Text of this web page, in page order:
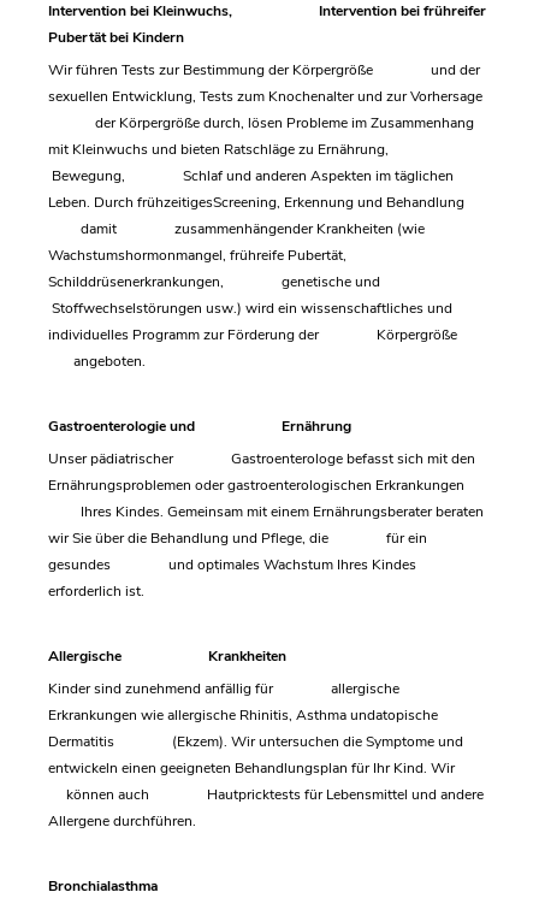
Intervention bei Kleinwuchs, Intervention bei frühreifer
Pubertät bei Kindern
Wir führen Tests zur Bestimmung der Körpergröße und der
sexuellen Entwicklung, Tests zum Knochenalter und zur Vorhersage
der Körpergröße durch, lösen Probleme im Zusammenhang
mit Kleinwuchs und bieten Ratschläge zu Ernährung,
Bewegung, Schlaf und anderen Aspekten im täglichen
Leben. Durch frühzeitigesScreening, Erkennung und Behandlung
damit zusammenhängender Krankheiten (wie
Wachstumshormonmangel, frühreife Pubertät,
Schilddrüsenerkrankungen, genetische und
Stoffwechselstörungen usw.) wird ein wissenschaftliches und
individuelles Programm zur Förderung der Körpergröße
angeboten.
Gastroenterologie und Ernährung
Unser pädiatrischer Gastroenterologe befasst sich mit den
Ernährungsproblemen oder gastroenterologischen Erkrankungen
Ihres Kindes. Gemeinsam mit einem Ernährungsberater beraten
wir Sie über die Behandlung und Pflege, die für ein
gesundes und optimales Wachstum Ihres Kindes
erforderlich ist.
Allergische Krankheiten
Kinder sind zunehmend anfällig für allergische
Erkrankungen wie allergische Rhinitis, Asthma undatopische
Dermatitis (Ekzem). Wir untersuchen die Symptome und
entwickeln einen geeigneten Behandlungsplan für Ihr Kind. Wir
können auch Hautpricktests für Lebensmittel und andere
Allergene durchführen.
Bronchialasthma